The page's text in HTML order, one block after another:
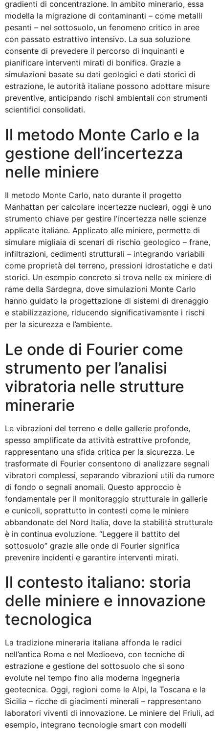
gradienti di concentrazione. In ambito minerario, essa
modella la migrazione di contaminanti – come metalli
pesanti – nel sottosuolo, un fenomeno critico in aree
con passato estrattivo intensivo. La sua soluzione
consente di prevedere il percorso di inquinanti e
pianificare interventi mirati di bonifica. Grazie a
simulazioni basate su dati geologici e dati storici di
estrazione, le autorità italiane possono adottare misure
preventive, anticipando rischi ambientali con strumenti
scientifici consolidati.
Il metodo Monte Carlo e la
gestione dell’incertezza
nelle miniere
Il metodo Monte Carlo, nato durante il progetto
Manhattan per calcolare incertezze nucleari, oggi è uno
strumento chiave per gestire l’incertezza nelle scienze
applicate italiane. Applicato alle miniere, permette di
simulare migliaia di scenari di rischio geologico – frane,
infiltrazioni, cedimenti strutturali – integrando variabili
come proprietà del terreno, pressioni idrostatiche e dati
storici. Un esempio concreto si trova nelle ex miniere di
rame della Sardegna, dove simulazioni Monte Carlo
hanno guidato la progettazione di sistemi di drenaggio
e stabilizzazione, riducendo significativamente i rischi
per la sicurezza e l’ambiente.
Le onde di Fourier come
strumento per l’analisi
vibratoria nelle strutture
minerarie
Le vibrazioni del terreno e delle gallerie profonde,
spesso amplificate da attività estrattive profonde,
rappresentano una sfida critica per la sicurezza. Le
trasformate di Fourier consentono di analizzare segnali
vibratori complessi, separando vibrazioni utili da rumore
di fondo o segnali anomali. Questo approccio è
fondamentale per il monitoraggio strutturale in gallerie
e cunicoli, soprattutto in contesti come le miniere
abbandonate del Nord Italia, dove la stabilità strutturale
è in continua evoluzione. “Leggere il battito del
sottosuolo” grazie alle onde di Fourier significa
prevenire incidenti e garantire interventi mirati.
Il contesto italiano: storia
delle miniere e innovazione
tecnologica
La tradizione mineraria italiana affonda le radici
nell’antica Roma e nel Medioevo, con tecniche di
estrazione e gestione del sottosuolo che si sono
evolute nel tempo fino alla moderna ingegneria
geotecnica. Oggi, regioni come le Alpi, la Toscana e la
Sicilia – ricche di giacimenti minerali – rappresentano
laboratori viventi di innovazione. Le miniere del Friuli, ad
esempio, integrano tecnologie smart con modelli